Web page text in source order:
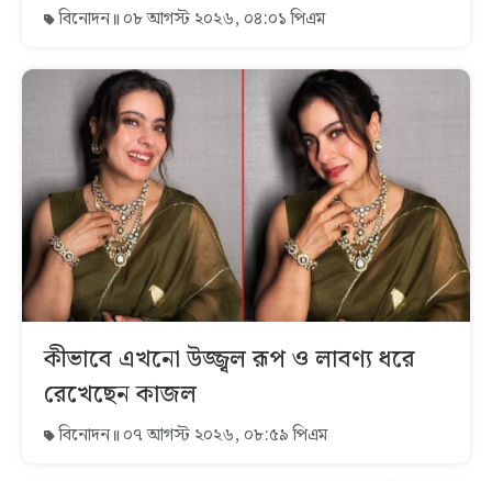
বিনোদন ০৮ আগস্ট ২০২৬, ০৪:০১ পিএম
কীভাবে এখনো উজ্জ্বল রূপ ও লাবণ্য ধরে
রেখেছেন কাজল
বিনোদন ০৭ আগস্ট ২০২৬, ০৮:৫৯ পিএম